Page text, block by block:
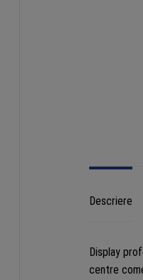
Descriere
Display
centre